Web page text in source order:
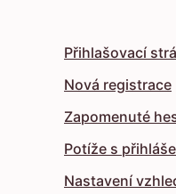
Přihlašovací
Nová registrace
Zapomenuté
Potíže s
Nastavení